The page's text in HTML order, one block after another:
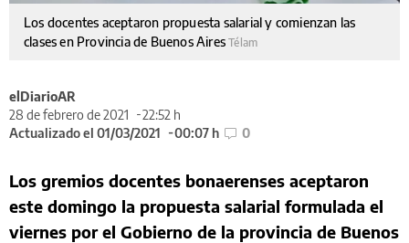
Los docentes aceptaron propuesta salarial y comienzan las
clases en Provincia de Buenos AiresTélam
elDiarioAR
28 de febrero de 2021
22:52 h
Actualizado el 01/03/2021
00:07 h 0
Los gremios docentes bonaerenses aceptaron
este domingo la propuesta salarial formulada el
viernes por el Gobierno de la provincia de Buenos